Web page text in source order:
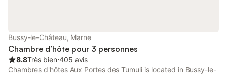
Bussy-le-Château, Marne
Chambre d’hôte pour 3 personnes
8.8Très bien⋅405 avis
Chambres d'hôtes Aux Portes des Tumuli is located in Bussy-le-